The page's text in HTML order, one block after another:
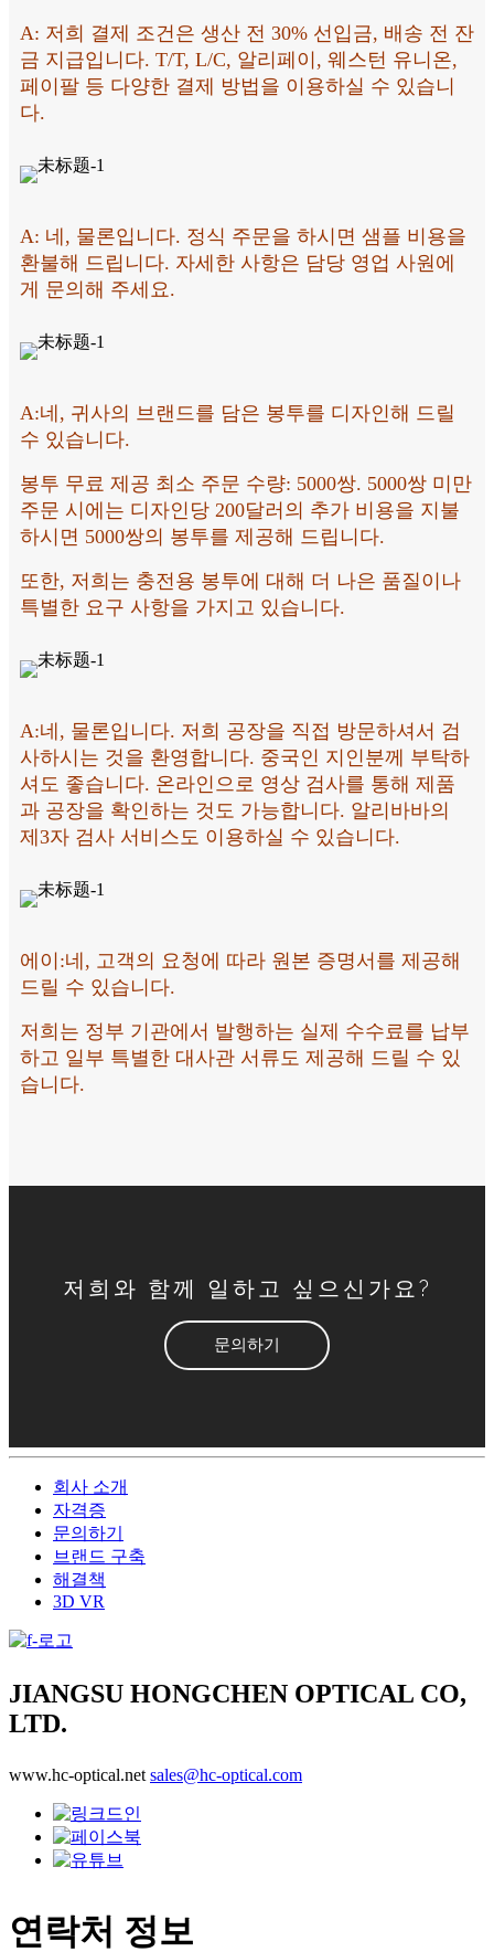
A: 저희 결제 조건은 생산 전 30% 선입금, 배송 전 잔
금 지급입니다. T/T, L/C, 알리페이, 웨스턴 유니온,
페이팔 등 다양한 결제 방법을 이용하실 수 있습니
다.
A: 네, 물론입니다. 정식 주문을 하시면 샘플 비용을
환불해 드립니다. 자세한 사항은 담당 영업 사원에
게 문의해 주세요.
A:네, 귀사의 브랜드를 담은 봉투를 디자인해 드릴
수 있습니다.
봉투 무료 제공 최소 주문 수량: 5000쌍. 5000쌍 미만
주문 시에는 디자인당 200달러의 추가 비용을 지불
하시면 5000쌍의 봉투를 제공해 드립니다.
또한, 저희는 충전용 봉투에 대해 더 나은 품질이나
특별한 요구 사항을 가지고 있습니다.
A:네, 물론입니다. 저희 공장을 직접 방문하셔서 검
사하시는 것을 환영합니다. 중국인 지인분께 부탁하
셔도 좋습니다. 온라인으로 영상 검사를 통해 제품
과 공장을 확인하는 것도 가능합니다. 알리바바의
제3자 검사 서비스도 이용하실 수 있습니다.
에이:네, 고객의 요청에 따라 원본 증명서를 제공해
드릴 수 있습니다.
저희는 정부 기관에서 발행하는 실제 수수료를 납부
하고 일부 특별한 대사관 서류도 제공해 드릴 수 있
습니다.
저희와 함께 일하고 싶으신가요?
문의하기
회사 소개
자격증
문의하기
브랜드 구축
해결책
3D VR
JIANGSU HONGCHEN OPTICAL CO,
LTD.
www.hc-optical.net sales@hc-optical.com
연락처 정보